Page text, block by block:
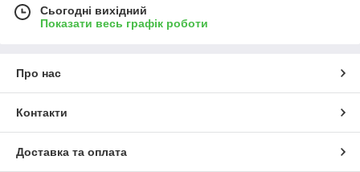
Сьогодні вихідний
Показати весь графік роботи
Про нас
Контакти
Доставка та оплата